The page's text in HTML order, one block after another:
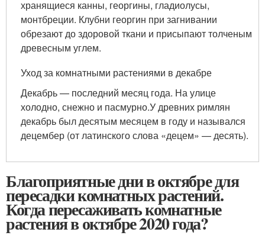
хранящиеся канны, георгины, гладиолусы,
монтбреции. Клубни георгин при загнивании
обрезают до здоровой ткани и присыпают толченым
древесным углем.
Уход за комнатными растениями в декабре
Декабрь — последний месяц года. На улице
холодно, снежно и пасмурно.У древних римлян
декабрь был десятым месяцем в году и назывался
децембер (от латинского слова «децем» — десять).
Благоприятные дни в октябре для
пересадки комнатных растений.
Когда пересаживать комнатные
растения в октябре 2020 года?